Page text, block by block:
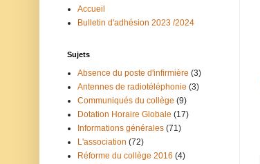
Accueil
Bulletin d'adhésion 2023 /2024
Sujets
Absence du poste d'infirmière (3)
Antennes de radiotéléphonie (3)
Communiqués du collège (9)
Dotation Horaire Globale (17)
Informations générales (71)
L'association (72)
Réforme du collège 2016 (4)